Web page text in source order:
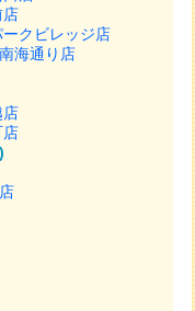
店
クビレッジ店
海通り店
店
店